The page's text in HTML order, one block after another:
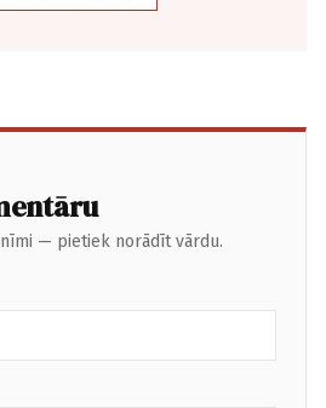
— pietiek norādīt vārdu.